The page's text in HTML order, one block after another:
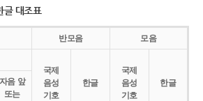
글 대조표
반모음 모음
국제
음성
기호
한글
국제
음성
기호
한글
자음 앞
또는